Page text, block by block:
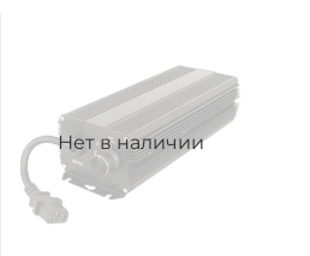
Нет в наличии